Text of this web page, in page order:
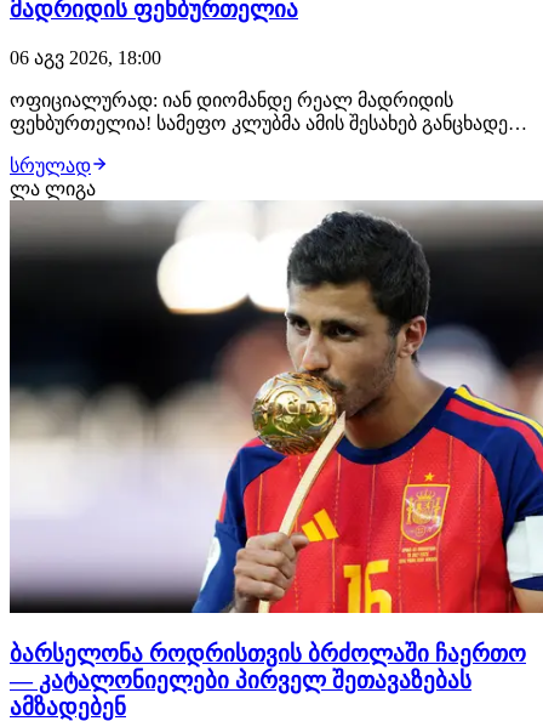
მადრიდის ფეხბურთელია
06 აგვ 2026, 18:00
ოფიციალურად: იან დიომანდე რეალ მადრიდის
ფეხბურთელია! სამეფო კლუბმა ამის შესახებ განცხადება
ფეხბურთელმა რეალთან კონტრაქტი 2033 წლამდე
გააფორმა, მხარეებს შორის კი €140 მილიონიანი
გარიგება შედგა. მიუხედავად იმისა, რომ დიომანდეს
დამატებას…
სრულად
ლა ლიგა
ბარსელონა როდრისთვის ბრძოლაში ჩაერთო
— კატალონიელები პირველ შეთავაზებას
ამზადებენ